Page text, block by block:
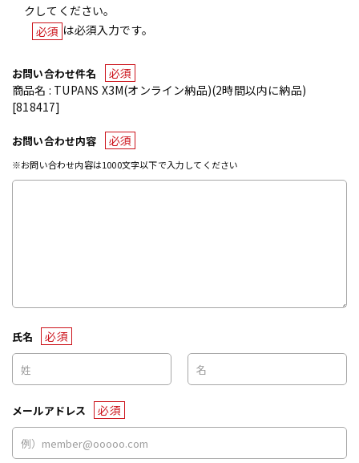
クしてください。
必須 は必須入力です。
お問い合わせ件名
必須
商品名 : TUPANS X3M(オンライン納品)(2時間以内に納品)
[818417]
お問い合わせ内容 必須
※お問い合わせ内容は1000文字以下で入力してください
氏名 必須
メールアドレス 必須